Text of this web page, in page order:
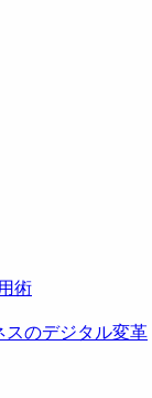
術
のデジタル変革